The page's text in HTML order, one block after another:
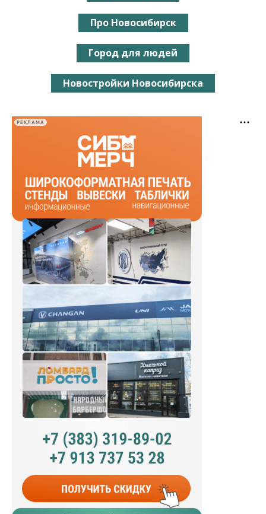
Про Новосибирск
Город для людей
Новостройки Новосибирска
РЕКЛАМА